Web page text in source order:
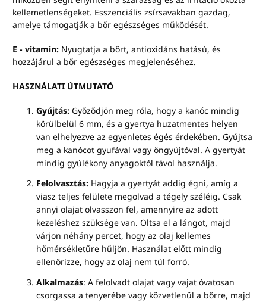
kellemetlenségeket. Esszenciális zsírsavakban gazdag,
amelye támogatják a bőr egészséges működését.
E - vitamin: Nyugtatja a bőrt, antioxidáns hatású, és
hozzájárul a bőr egészséges megjelenéséhez.
HASZNÁLATI ÚTMUTATÓ
Gyújtás: Győződjön meg róla, hogy a kanóc mindig
körülbelül 6 mm, és a gyertya huzatmentes helyen
van elhelyezve az egyenletes égés érdekében. Gyújtsa
meg a kanócot gyufával vagy öngyújtóval. A gyertyát
mindig gyúlékony anyagoktól távol használja.
Felolvasztás: Hagyja a gyertyát addig égni, amíg a
viasz teljes felülete megolvad a tégely széléig. Csak
annyi olajat olvasszon fel, amennyire az adott
kezeléshez szüksége van. Oltsa el a lángot, majd
várjon néhány percet, hogy az olaj kellemes
hőmérsékletűre hűljön. Használat előtt mindig
ellenőrizze, hogy az olaj nem túl forró.
Alkalmazás: A felolvadt olajat vagy vajat óvatosan
csorgassa a tenyerébe vagy közvetlenül a bőrre, majd